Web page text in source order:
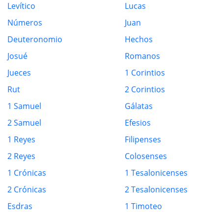
Levítico
Números
Deuteronomio
Josué
Jueces
Rut
1 Samuel
2 Samuel
1 Reyes
2 Reyes
1 Crónicas
2 Crónicas
Esdras
Lucas
Juan
Hechos
Romanos
1 Corintios
2 Corintios
Gálatas
Efesios
Filipenses
Colosenses
1 Tesalonicenses
2 Tesalonicenses
1 Timoteo